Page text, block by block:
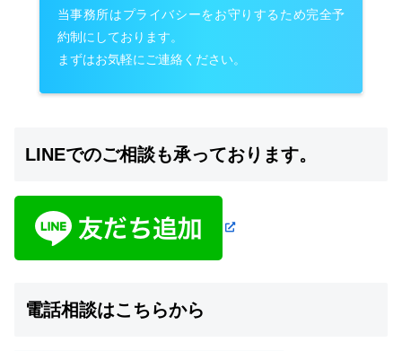
当事務所はプライバシーをお守りするため完全予
約制にしております。
まずはお気軽にご連絡ください。
LINEでのご相談も承っております。
電話相談はこちらから